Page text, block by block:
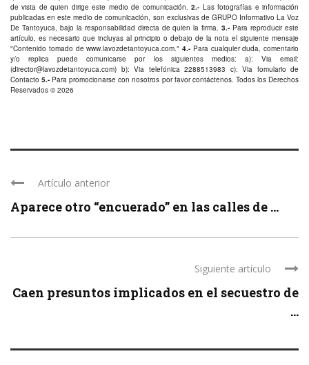
de vista de quien dirige este medio de comunicación.2.- Las fotografías e información
publicadas en este medio de comunicación, son exclusivas de GRUPO Informativo La Voz
De Tantoyuca, bajo la responsabilidad directa de quien la firma.3.- Para reproducir este
artículo, es necesario que incluyas al principio o debajo de la nota el siguiente mensaje
"Contenido tomado dewww.lavozdetantoyuca.com." 4.- Para cualquier duda, comentario
y/o replica puede comunicarse por los siguientes medios: a): Via email:
(director@lavozdetantoyuca.com) b): Via telefónica 2288513983 c): Via fomulario de
Contacto 5.- Para promocionarse con nosotros por favorcontáctenos. Todos los Derechos
Reservados © 2026
Artículo anterior
Aparece otro “encuerado” en las calles de ...
Siguiente artículo
Caen presuntos implicados en el secuestro de
...